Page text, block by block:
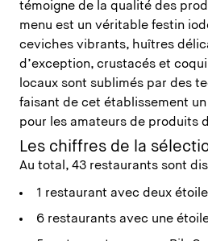
témoigne de la qualité des
menu est un véritable festin
ceviches vibrants, huîtres
d’exception, crustacés et
locaux sont sublimés par des
faisant de cet établissement
pour les amateurs de produits
Les chiffres de la
Au total, 43 restaurants sont
1 restaurant avec deux
6 restaurants avec une